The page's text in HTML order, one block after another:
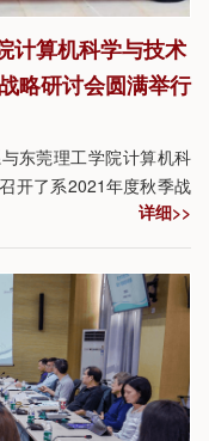
计算机科学与技术
略研讨会圆满举行
东莞理工学院计算机科
开了系2021年度秋季战
教授邵启满带队，统计
详细>>